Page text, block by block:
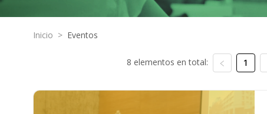
Inicio > Eventos
8 elementos en total: 1